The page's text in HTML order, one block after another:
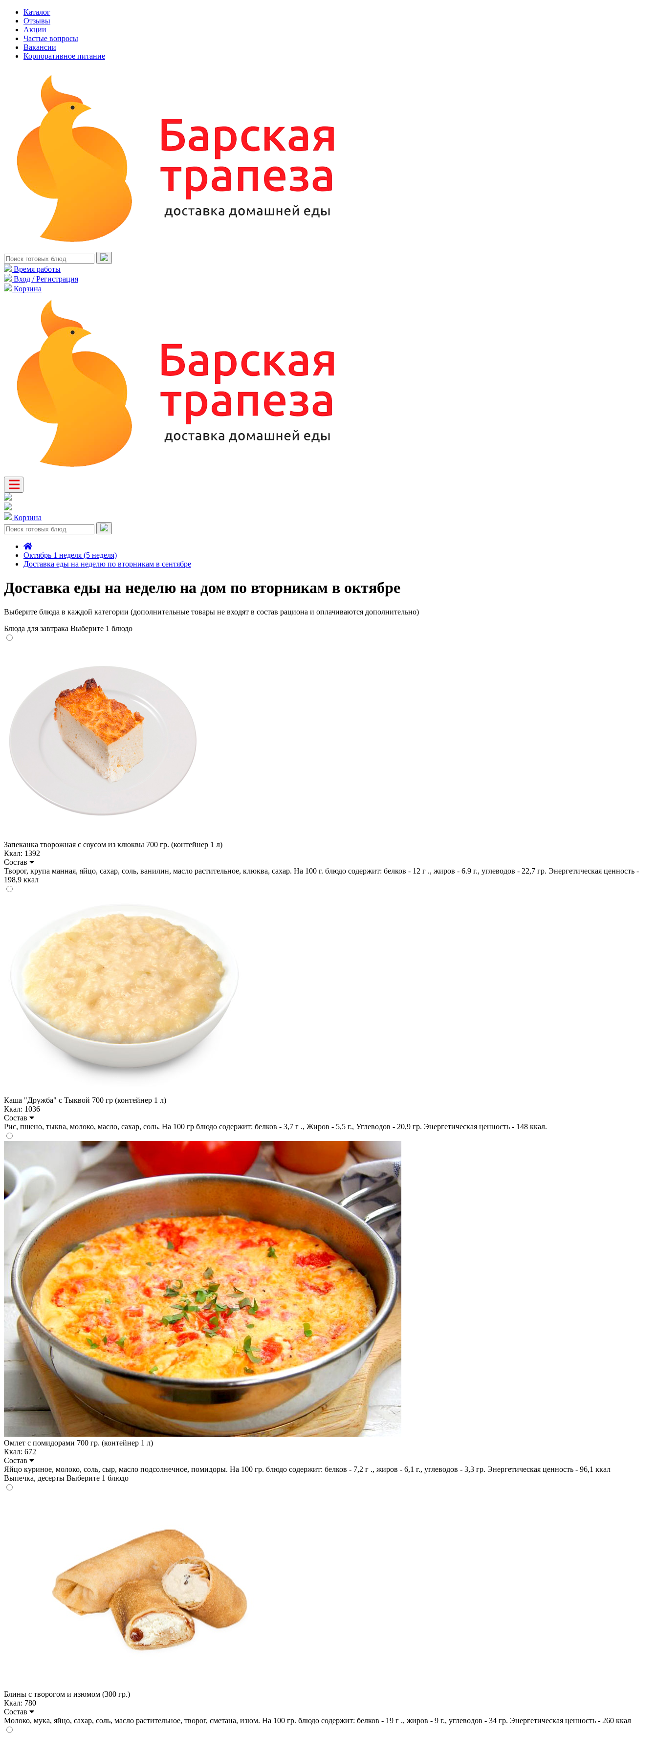
Каталог
Отзывы
Акции
Частые вопросы
Вакансии
Корпоративное питание
Время работы
Вход / Регистрация
Корзина
Корзина
Октябрь 1 неделя (5 неделя)
Доставка еды на неделю по вторникам в сентябре
Доставка еды на неделю на дом по вторникам в октябре
Выберите блюда в каждой категории (дополнительные товары не входят в состав рациона и оплачиваются дополнительно)
Блюда для завтрака Выберите 1 блюдо
Запеканка творожная с соусом из клюквы 700 гр. (контейнер 1 л)
Ккал: 1392
Состав
Творог, крупа манная, яйцо, сахар, соль, ванилин, масло растительное, клюква, сахар. На 100 г. блюдо содержит: белков - 12 г ., жиров - 6.9 г., углеводов - 22,7 гр. Энергетическая ценность -
198,9 ккал
Каша "Дружба" с Тыквой 700 гр (контейнер 1 л)
Ккал: 1036
Состав
Рис, пшено, тыква, молоко, масло, сахар, соль. На 100 гр блюдо содержит: белков - 3,7 г ., Жиров - 5,5 г., Углеводов - 20,9 гр. Энергетическая ценность - 148 ккал.
Омлет с помидорами 700 гр. (контейнер 1 л)
Ккал: 672
Состав
Яйцо куриное, молоко, соль, сыр, масло подсолнечное, помидоры. На 100 гр. блюдо содержит: белков - 7,2 г ., жиров - 6,1 г., углеводов - 3,3 гр. Энергетическая ценность - 96,1 ккал
Выпечка, десерты Выберите 1 блюдо
Блины с творогом и изюмом (300 гр.)
Ккал: 780
Состав
Молоко, мука, яйцо, сахар, соль, масло растительное, творог, сметана, изюм. На 100 гр. блюдо содержит: белков - 19 г ., жиров - 9 г., углеводов - 34 гр. Энергетическая ценность - 260 ккал